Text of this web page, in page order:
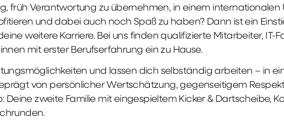
früh Verantwortung zu übernehmen, in einem internationalen
und dabei auch noch Spaß zu haben? Dann ist ein
weitere Karriere. Bei uns finden qualifizierte Mitarbeiter, IT-
mit erster Berufserfahrung ein zu Hause.
und lassen dich selbständig arbeiten – in
von persönlicher Wertschätzung, gegenseitigem
zweite Familie mit eingespieltem Kicker & Dartscheibe,